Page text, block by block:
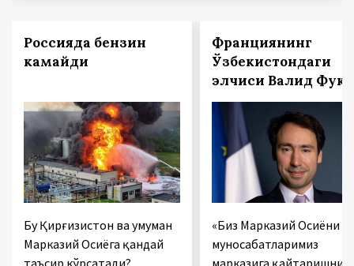
Россияда бензин
камайди
Бу Қирғизистон ва умуман
Марказий Осиёга қандай
Франциянинг
Ўзбекистондаги
элчиси Валид Фук:
«Биз Марказий Осиёни
муносабатларимиз